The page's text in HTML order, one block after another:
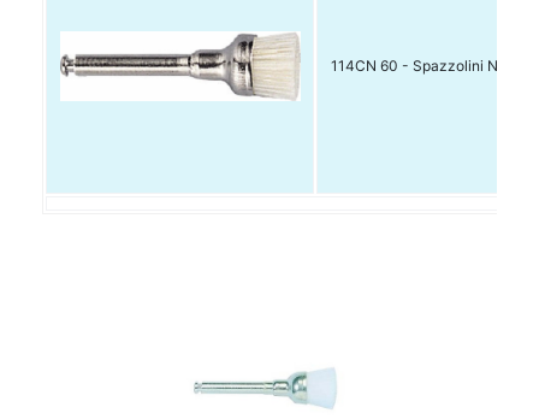
114CN 60 - Spazzolini Nylon